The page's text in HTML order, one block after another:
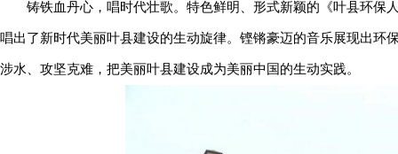
铸铁血丹心，唱时代壮歌。特色鲜明、形式新颖的《叶县环保
唱出了新时代美丽叶县建设的生动旋律。铿锵豪迈的音乐展现出
涉水、攻坚克难，把美丽叶县建设成为美丽中国的生动实践。